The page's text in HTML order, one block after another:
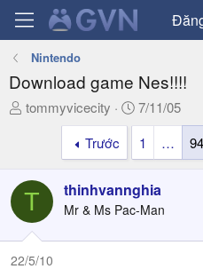
Nintendo
Download game Nes!!!!
T
a
d
s
t
a
tommyvicecity
N
g
à
y
g
ử
i
7/11/05
Trước
1 … 94
T thinhvannghia
Mr & Ms Pac-Man
22/5/10